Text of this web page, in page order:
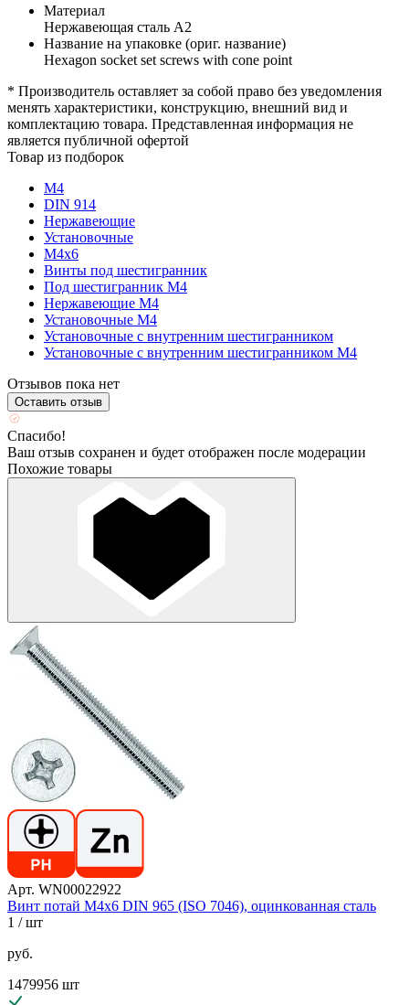
Материал
Нержавеющая сталь А2
Название на упаковке (ориг. название)
Hexagon socket set screws with cone point
* Производитель оставляет за собой право без уведомления
менять характеристики, конструкцию, внешний вид и
комплектацию товара. Представленная информация не
является публичной офертой
Товар из подборок
М4
DIN 914
Нержавеющие
Установочные
М4х6
Винты под шестигранник
Под шестигранник М4
Нержавеющие М4
Установочные М4
Установочные с внутренним шестигранником
Установочные с внутренним шестигранником М4
Отзывов пока нет
Оставить отзыв
Спасибо!
Ваш отзыв сохранен и будет отображен после модерации
Похожие товары
Арт. WN00022922
Винт потай М4х6 DIN 965 (ISO 7046), оцинкованная сталь
1 / шт
руб.
1479956 шт